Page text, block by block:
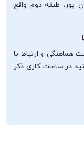
پور، طبقه دوم واقع
هماهنگی و ارتباط با
می‌توانید در ساعات کاری ذکر